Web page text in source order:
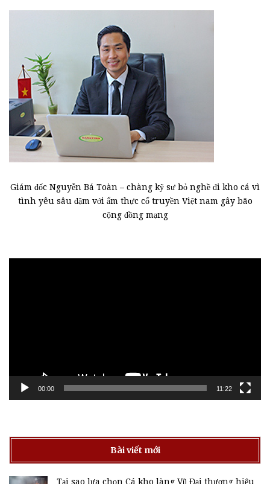
Giám đốc Nguyễn Bá Toàn – chàng kỹ sư bỏ nghề đi kho cá vì
tình yêu sâu đậm với ẩm thực cổ truyền Việt nam gây bão
cộng đồng mạng
00:00 11:22
Bài viết mới
Tại sao lựa chọn Cá kho làng Vũ Đại thương hiệu